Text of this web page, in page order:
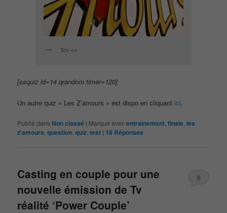
Tex <>
[ssquiz id=14 qrandom timer=120]
Un autre quiz « Les Z’amours » est dispo en cliquant ici.
Publié dans Non classé | Marqué avecentrainement ,finale les
z'amours ,question ,quiz ,test | 18 Réponses
Casting en couple pour une
nouvelle émission de Tv
réalité ‘Power Couple’
6